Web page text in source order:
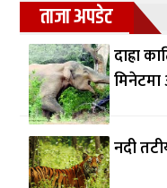
ताजा अपडेट
दाह्रा
नदी